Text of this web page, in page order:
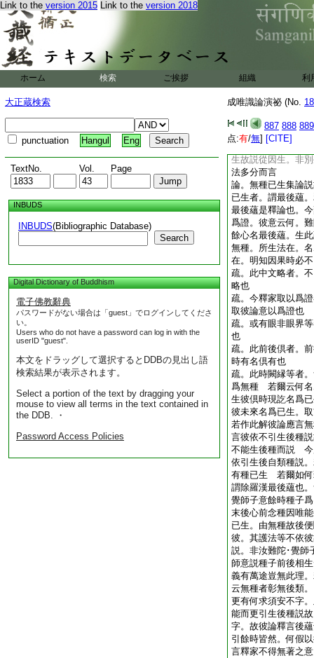
Link to the version 2015 Link to the version 2018
ホーム 検索 ご挨拶 組織 利
大正蔵検索
punctuation Hangul Eng
TextNo. Vol. Page
INBUDS
INBUDS(Bibliographic Database)
Search
Digital Dictionary of Buddhism
電子佛教辭典
パスワードがない場合は「guest」でログインしてくださ
い。
Users who do not have a password can log in with the
userID "guest".
本文をドラッグして選択するとDDBの見出し語
検索結果が表示されます。
Select a portion of the text by dragging your
mouse to view all terms in the text contained in
the DDB. ・
Password Access Policies
成唯識論演祕 (No.
887 888 889
点:有/無] [CITE]
疏。唯種相似者。
似。増上縁言故
疏。故復簡之如下
疏。設如小乘至無
並無。既假同他。
所由四。二定但由
故不唯二 答非増上
増上無倶有依亦無
自三無。何故前云
不相應非有爲耶
生故説從因生。非
法多分而言
論。無種已生集論
已生者。謂最後蘊
最後蘊是釋論也。
爲證。彼意云何。
餘心名最後蘊。生
無種。所生法在。
在。明知因果時必
疏。此中文略者。
略也
疏。今釋家取以爲
取彼論意以爲證也
疏。或有眼非眼界
也
疏。此前後倶者。
時有名倶有也
疏。此時闕縁等者
爲無種 若爾云何
生彼倶時現訖名爲
彼未來名爲已生。
若作此解彼論應言
言彼依不引生後種
不能生後種而説 今
依引生後自類種説
有種已生 若爾如何
謂除羅漢最後蘊也
覺師子意餘時種子
末後心前念種因唯
已生。由無種故後
彼。其護法等不依
説。非汝難陀･覺師
師意説種子前後相
義有萬途豈無此理
云無種者彰無後類
更有何求須安不字
能而更引生後種説
字。故彼論釋言後
引餘時皆然。何假
言釋家不得無著之